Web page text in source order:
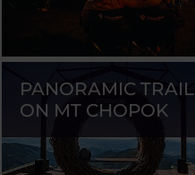
PANORAMIC TRAIL
ON MT CHOPOK